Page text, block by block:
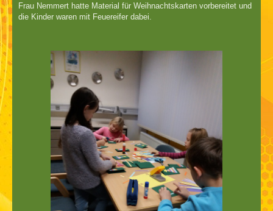
Frau Nemmert hatte Material für Weihnachtskarten vorbereitet und
die Kinder waren mit Feuereifer dabei.